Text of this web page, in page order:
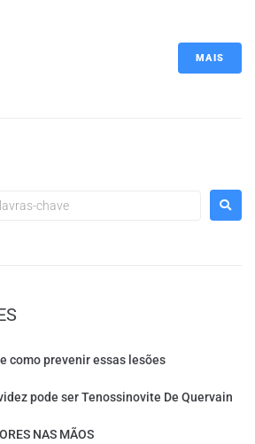
MAIS
e como prevenir essas lesões
pode ser Tenossinovite De Quervain
NAS MÃOS